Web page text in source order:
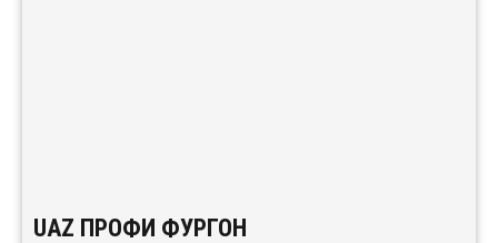
UAZ ПРОФИ ФУРГОН